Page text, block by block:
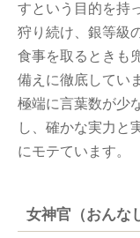
すという目的を持
狩り続け、銀等級
食事を取るときも
備えに徹底してい
極端に言葉数が少
し、確かな実力と
にモテています。
女神官（おんな